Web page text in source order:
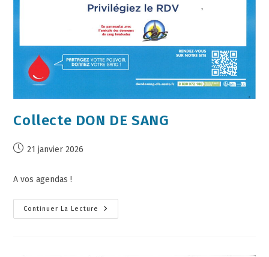
Collecte DON DE SANG
21 janvier 2026
A vos agendas !
Continuer La Lecture